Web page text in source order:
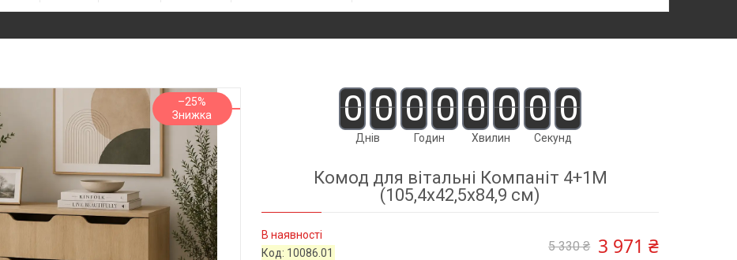
–25% 0 0
Днів
0 0
Годин
0 0
Хвилин
0 0
Секунд
Комод для вітальні Компаніт 4+1М
(105,4х42,5х84,9 см)
В наявності
Код: 10086.01 5 330 ₴ 3 971 ₴